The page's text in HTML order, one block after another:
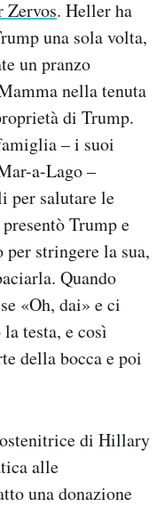
Zervos. Heller ha
una sola volta,
un pranzo
nella tenuta
di Trump.
– i suoi
a-Lago –
per salutare le
Trump e
stringere la sua,
Quando
«Oh, dai» e ci
testa, e così
della bocca e poi
di Hillary
alle
una donazione